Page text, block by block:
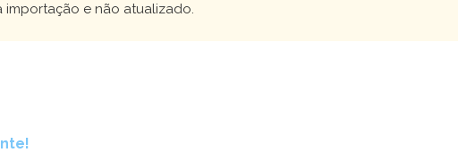
importação e não atualizado.